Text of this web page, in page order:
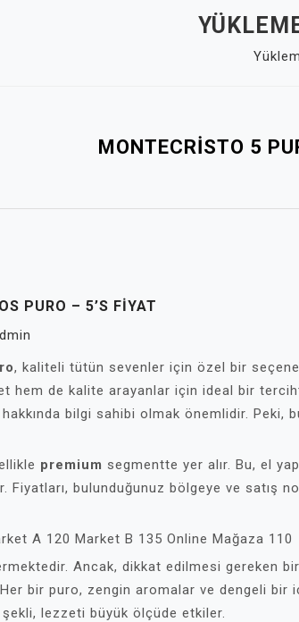
MONTECRISTO 5
PURO – 5’S FIYAT
, kaliteli tütün sevenler için özel bir
hem de kalite arayanlar için ideal bir
bilgi sahibi olmak önemlidir. Peki,
premium segmentte yer alır. Bu, el
Fiyatları, bulunduğunuz bölgeye ve satış
A 120 Market B 135 Online Mağaza 110
Ancak, dikkat edilmesi gereken
bir puro, zengin aromalar ve dengeli bir
lezzeti büyük ölçüde etkiler.